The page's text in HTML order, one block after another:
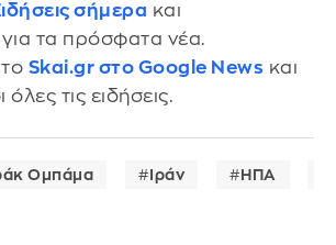
σήμερα και
τα πρόσφατα νέα.
Skai.gr στο Google News και
τις ειδήσεις.
Ομπάμα Ιράν ΗΠΑ